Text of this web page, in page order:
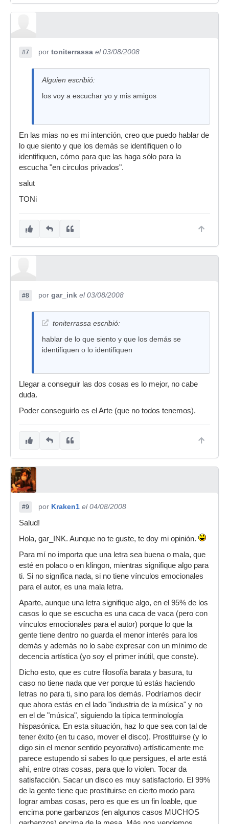
#7 por toniterrassa el 03/08/2008
Alguien escribió:
los voy a escuchar yo y mis amigos
En las mias no es mi intención, creo que puedo hablar de
lo que siento y que los demás se identifiquen o lo
identifiquen, cómo para que las haga sólo para la
escucha "en circulos privados".
salut
TONi
#8 por gar_ink el 03/08/2008
toniterrassa escribió:
hablar de lo que siento y que los demás se
identifiquen o lo identifiquen
Llegar a conseguir las dos cosas es lo mejor, no cabe
duda.
Poder conseguirlo es el Arte (que no todos tenemos).
#9 por Kraken1 el 04/08/2008
Salud!
Hola, gar_INK. Aunque no te guste, te doy mi opinión.
Para mí no importa que una letra sea buena o mala, que
esté en polaco o en klingon, mientras signifique algo para
ti. Si no significa nada, si no tiene vínculos emocionales
para el autor, es una mala letra.
Aparte, aunque una letra signifique algo, en el 95% de los
casos lo que se escucha es una caca de vaca (pero con
vínculos emocionales para el autor) porque lo que la
gente tiene dentro no guarda el menor interés para los
demás y además no lo sabe expresar con un mínimo de
decencia artística (yo soy el primer inútil, que conste).
Dicho esto, que es cutre filosofía barata y basura, tu
caso no tiene nada que ver porque tú estás haciendo
letras no para ti, sino para los demás. Podríamos decir
que ahora estás en el lado "industria de la música" y no
en el de "música", siguiendo la típica terminología
hispasónica. En esta situación, haz lo que sea con tal de
tener éxito (en tu caso, mover el disco). Prostituirse (y lo
digo sin el menor sentido peyorativo) artísticamente me
parece estupendo si sabes lo que persigues, el arte está
ahí, entre otras cosas, para que lo violen. Tocar da
satisfacción. Sacar un disco es muy satisfactorio. El 99%
de la gente tiene que prostituirse en cierto modo para
lograr ambas cosas, pero es que es un fin loable, que
encima pone garbanzos (en algunos casos MUCHOS